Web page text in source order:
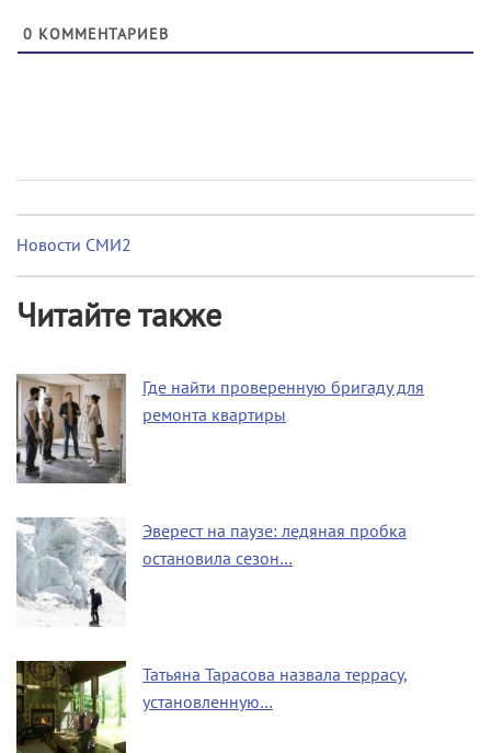
0 КОММЕНТАРИЕВ
Новости СМИ2
Читайте также
Где найти проверенную бригаду для
ремонта квартиры
Эверест на паузе: ледяная пробка
остановила сезон…
Татьяна Тарасова назвала террасу,
установленную…